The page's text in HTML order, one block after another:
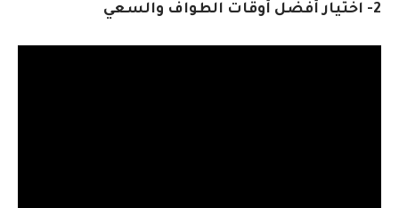
2- اختيار أفضل أوقات الطواف والسعي